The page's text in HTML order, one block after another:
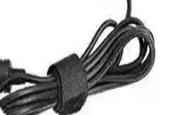
300W ATX Güç
ve Performans Analizi
300W ATX güç kaynağı, sessiz çalışma
ihtiyaçlarına ideal çözüm sunar,
sistemler için uygundur.
RJ45 LAN Kablosu